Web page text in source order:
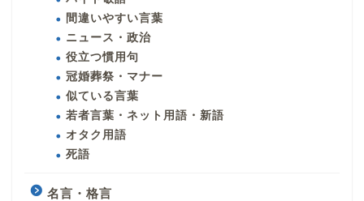
間違いやすい言葉
ニュース・政治
役立つ慣用句
冠婚葬祭・マナー
似ている言葉
若者言葉・ネット用語・新語
オタク用語
死語
名言・格言